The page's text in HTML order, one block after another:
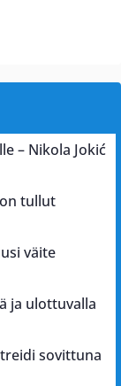
– Nikola Jokić
tullut
väite
ja ulottuvalla
sovittuna